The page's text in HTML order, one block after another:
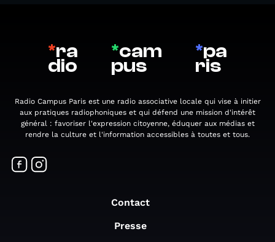
*ra
dio
*cam
pus
*pa
ris
Radio Campus Paris est une radio associative locale qui vise à initier
aux pratiques radiophoniques et qui défend une mission d'intérêt
général : favoriser l'expression citoyenne, éduquer aux médias et
rendre la culture et l'information accessibles à toutes et tous.
Contact
Presse